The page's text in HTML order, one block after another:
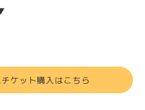
ケット購入はこちら